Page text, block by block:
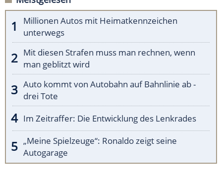
Millionen Autos mit Heimatkennzeichen
unterwegs
Mit diesen Strafen muss man rechnen, wenn
man geblitzt wird
Auto kommt von Autobahn auf Bahnlinie ab -
drei Tote
Im Zeitraffer: Die Entwicklung des Lenkrades
„Meine Spielzeuge“: Ronaldo zeigt seine
Autogarage